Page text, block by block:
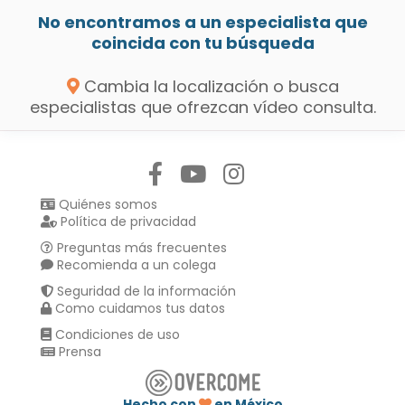
No encontramos a un especialista que
coincida con tu búsqueda
Cambia la localización o busca
especialistas que ofrezcan vídeo consulta.
Quiénes somos
Política de privacidad
Preguntas más frecuentes
Recomienda a un colega
Seguridad de la información
Como cuidamos tus datos
Condiciones de uso
Prensa